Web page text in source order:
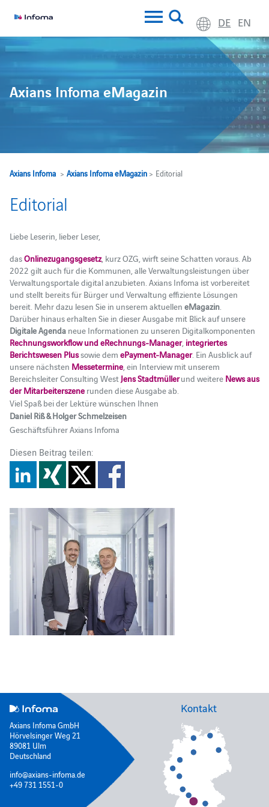
DE EN
Axians Infoma eMagazin
Axians Infoma> Axians Infoma eMagazin> Editorial
Editorial
Liebe Leserin, lieber Leser,
dasOnlinezugangsgesetz, kurz OZG, wirft seine Schatten voraus. Ab
2022 gilt auch für die Kommunen, alle Verwaltungsleistungen über
Verwaltungsportale digital anzubieten. Axians Infoma ist vorbereitet
und stellt bereits für Bürger und Verwaltung effiziente Lösungen
bereit. Mehr dazu lesen Sie in unserem aktuellen eMagazin.
Darüber hinaus erhalten Sie in dieser Ausgabe mit Blick auf unsere
Digitale Agenda neue Informationen zu unseren Digitalkomponenten
Rechnungsworkflow und eRechnungs-Manager, integriertes
Berichtswesen Plussowie dem ePayment-Manager. Ein Ausblick auf
unsere nächsten Messetermine, ein Interview mit unserem
Bereichsleiter Consulting West Jens Stadtmüllerund weitere News aus
der Mitarbeiterszenerunden diese Ausgabe ab.
Viel Spaß bei der Lektüre wünschen Ihnen
Daniel Riß & Holger Schmelzeisen
Geschäftsführer Axians Infoma
Diesen Beitrag teilen:
Axians Infoma GmbH
Hörvelsinger Weg 21
89081 Ulm
Deutschland
info@axians-infoma.de
+49 731 1551-0
Kontakt